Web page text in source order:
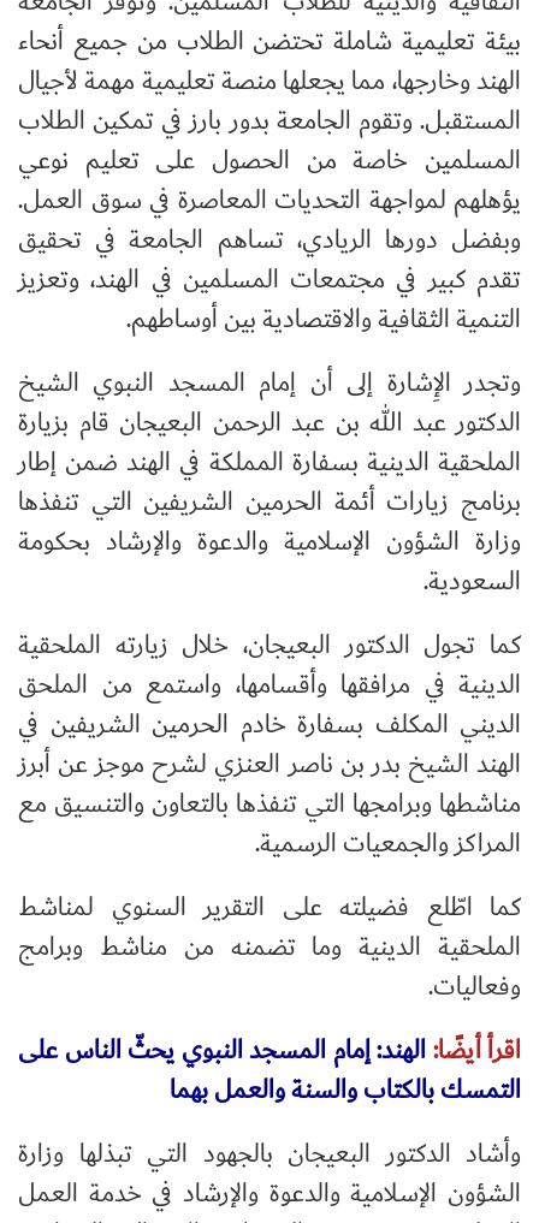
بيئة تعليمية شاملة تحتضن الطلاب من جميع أنحاء
الهند وخارجها، مما يجعلها منصة تعليمية مهمة لأجيال
المستقبل. وتقوم الجامعة بدور بارز في تمكين الطلاب
المسلمين خاصة من الحصول على تعليم نوعي
يؤهلهم لمواجهة التحديات المعاصرة في سوق العمل.
وبفضل دورها الريادي، تساهم الجامعة في تحقيق
تقدم كبير في مجتمعات المسلمين في الهند، وتعزيز
التنمية الثقافية والاقتصادية بين أوساطهم.
وتجدر الإِشارة إلى أن إمام المسجد النبوي الشيخ
الدكتور عبد الله بن عبد الرحمن البعيجان قام بزيارة
الملحقية الدينية بسفارة المملكة في الهند ضمن إطار
برنامج زيارات أئمة الحرمين الشريفين التي تنفذها
وزارة الشؤون الإسلامية والدعوة والإرشاد بحكومة
السعودية.
كما تجول الدكتور البعيجان، خلال زيارته الملحقية
الدينية في مرافقها وأقسامها، واستمع من الملحق
الديني المكلف بسفارة خادم الحرمين الشريفين في
الهند الشيخ بدر بن ناصر العنزي لشرح موجز عن أبرز
مناشطها وبرامجها التي تنفذها بالتعاون والتنسيق مع
المراكز والجمعيات الرسمية.
كما اطّلع فضيلته على التقرير السنوي لمناشط
الملحقية الدينية وما تضمنه من مناشط وبرامج
وفعاليات.
اقرأ أيضًا: الهند: إمام المسجد النبوي يحثّ الناس على
التمسك بالكتاب والسنة والعمل بهما
وأشاد الدكتور البعيجان بالجهود التي تبذلها وزارة
الشؤون الإسلامية والدعوة والإرشاد في خدمة العمل